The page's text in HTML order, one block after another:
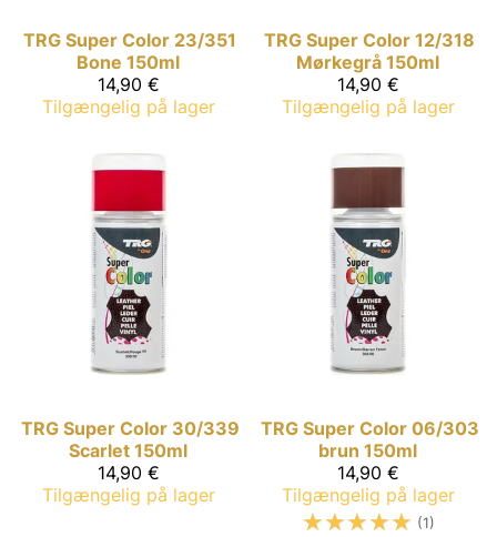
TRG Super Color 23/351
Bone 150ml
14,90 €
Tilgængelig på lager
TRG Super Color 12/318
Mørkegrå 150ml
14,90 €
Tilgængelig på lager
TRG Super Color 30/339
Scarlet 150ml
14,90 €
Tilgængelig på lager
TRG Super Color 06/303
brun 150ml
14,90 €
Tilgængelig på lager
☆☆☆☆☆ (1)